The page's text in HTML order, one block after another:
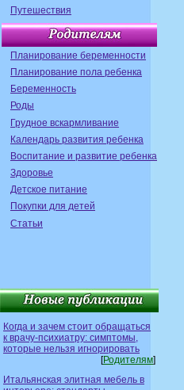
Путешествия
Планирование беременности
Планирование пола ребенка
Беременность
Роды
Грудное вскармливание
Календарь развития ребенка
Воспитание и развитие ребенка
Здоровье
Детское питание
Покупки для детей
Статьи
Когда и зачем стоит обращаться
к врачу-психиатру: симптомы,
которые нельзя игнорировать
[Родителям]
Итальянская элитная мебель в